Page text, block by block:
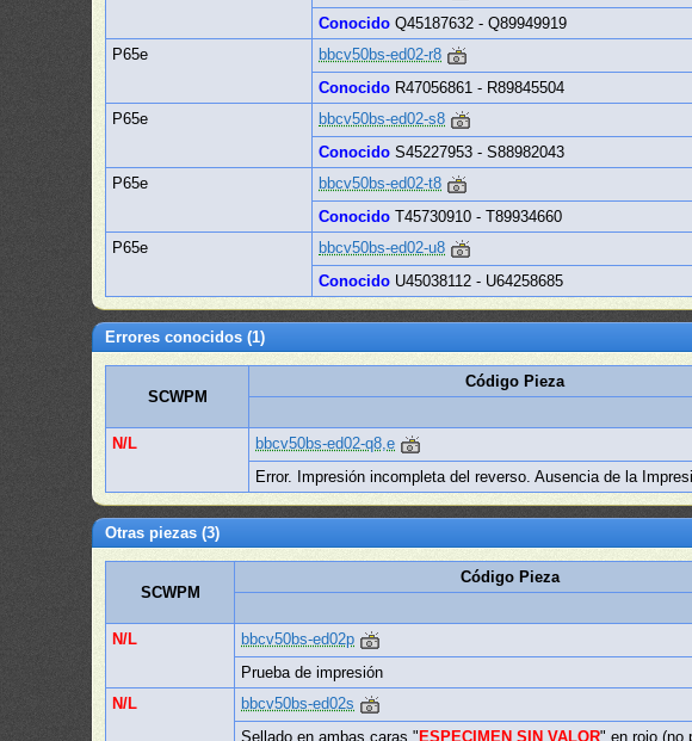
Conocido Q45187632 - Q89949919
P65e
bbcv50bs-ed02-r8
Conocido R47056861 - R89845504
P65e
bbcv50bs-ed02-s8
Conocido S45227953 - S88982043
P65e
bbcv50bs-ed02-t8
Conocido T45730910 - T89934660
P65e
bbcv50bs-ed02-u8
Conocido U45038112 - U64258685
Errores conocidos (1)
SCWPM
Código Pieza
N/L
bbcv50bs-ed02-q8,e
Error. Impresión incompleta del reverso. Ausencia de la
Otras piezas (3)
SCWPM
Código Pieza
N/L
bbcv50bs-ed02p
Prueba de impresión
N/L
bbcv50bs-ed02s
Sellado en ambas caras " ESPECIMEN SIN VALOR" en rojo (no